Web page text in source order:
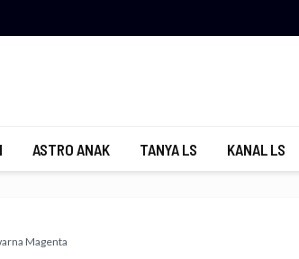
ASTRO ANAK TANYA LS KANAL LS
Magenta